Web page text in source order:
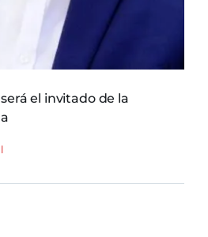
el invitado de la